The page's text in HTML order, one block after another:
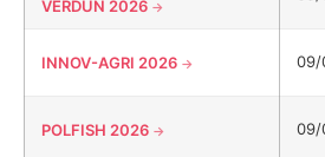
VERDUN 2026
INNOV-AGRI 2026 09/
POLFISH 2026 09/